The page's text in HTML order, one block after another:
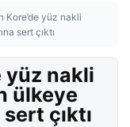
Kore’de yüz nakli
sert çıktı
yüz nakli
ülkeye
çıktı